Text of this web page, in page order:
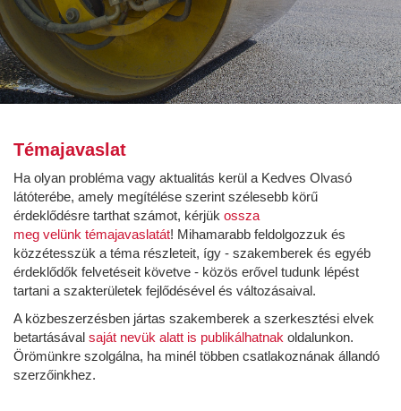
Témajavaslat
Ha olyan probléma vagy aktualitás kerül a Kedves Olvasó
látóterébe, amely megítélése szerint szélesebb körű
érdeklődésre tarthat számot, kérjük ossza
meg velünk témajavaslatát! Mihamarabb feldolgozzuk és
közzétesszük a téma részleteit, így - szakemberek és egyéb
érdeklődők felvetéseit követve - közös erővel tudunk lépést
tartani a szakterületek fejlődésével és változásaival.
A közbeszerzésben jártas szakemberek a szerkesztési elvek
betartásával saját nevük alatt is publikálhatnak oldalunkon.
Örömünkre szolgálna, ha minél többen csatlakoznának állandó
szerzőinkhez.